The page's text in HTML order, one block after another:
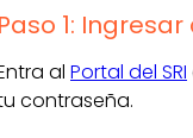
1: Ingresar
al Portal del SRI
contraseña.